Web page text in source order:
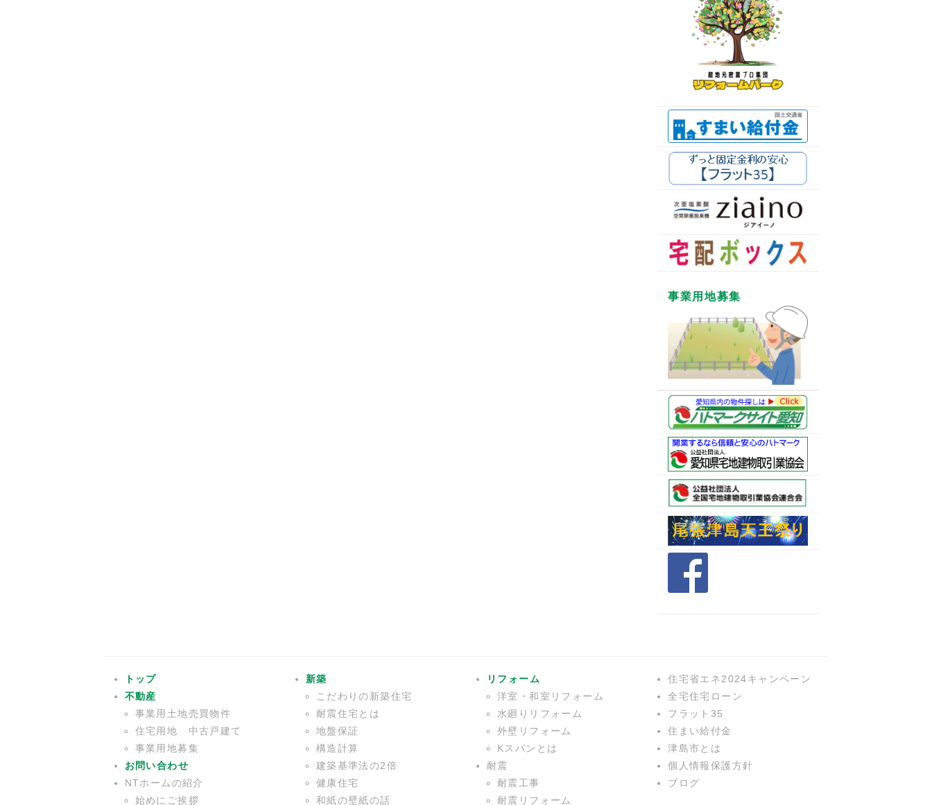
事業用地募集
トップ
不動産
事業用土地売買物件
住宅用地 中古戸建て
事業用地募集
お問い合わせ
NTホームの紹介
始めにご挨拶
新築
こだわりの新築住宅
耐震住宅とは
地盤保証
構造計算
建築基準法の2倍
健康住宅
和紙の壁紙の話
リフォーム
洋室・和室リフォーム
水廻りリフォーム
外壁リフォーム
Kスパンとは
耐震
耐震工事
耐震リフォーム
住宅省エネ2024キャンペーン
全宅住宅ローン
フラット35
住まい給付金
津島市とは
個人情報保護方針
ブログ